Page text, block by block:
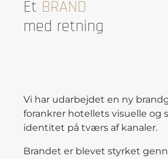
Et BRAND
med retning
Vi har udarbejdet en ny
forankrer hotellets visuelle og
identitet på tværs af kanaler.
Brandet er blevet styrket